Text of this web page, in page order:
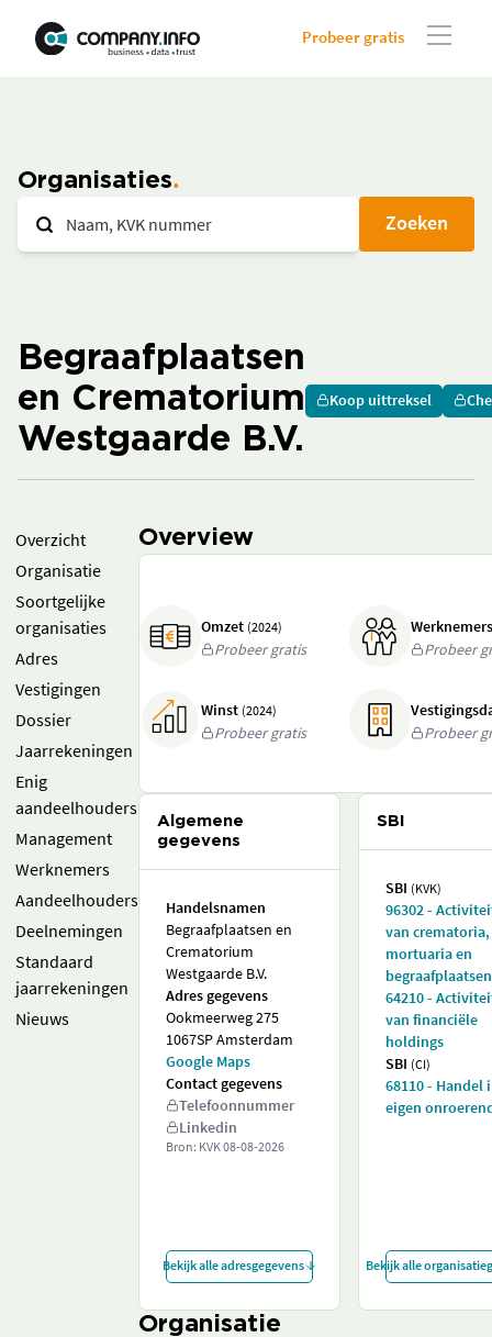
Probeer gratis
Organisaties
Zoeken
Begraafplaatsen
en Crematorium
Westgaarde B.V.
Koop uittreksel
Overzicht
Organisatie
Soortgelijke
organisaties
Adres
Vestigingen
Dossier
Jaarrekeningen
Enig
aandeelhouders
Management
Werknemers
Aandeelhouders
Deelnemingen
Standaard
jaarrekeningen
Nieuws
Overview
Omzet (2024)
Probeer gratis
Probeer
Winst (2024)
Probeer gratis
Probeer
Algemene
gegevens
Handelsnamen
Begraafplaatsen en
Crematorium
Westgaarde B.V.
Adres gegevens
Ookmeerweg 275
1067SP Amsterdam
Google Maps
Contact gegevens
Telefoonnummer
Linkedin
Bron: KVK08-08-2026
Bekijk alle adresgegevens
SBI
SBI (KVK)
96302 -
van crematoria,
mortuaria en
begraafplaatsen
64210 -
van financiële
holdings
SBI (CI)
68110 - Handel
eigen
Bekijk alle
Organisatie